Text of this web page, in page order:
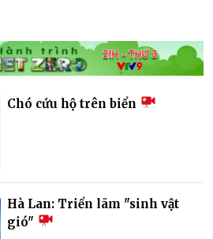
Chó cứu hộ trên biển
Hà Lan: Triển lãm "sinh vật
gió"